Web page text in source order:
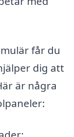
får du
dig att
är några